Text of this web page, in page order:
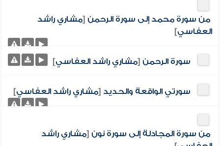
من سورة محمد إلى سورة الرحمن [مشاري راشد
العفاسي]
سورة الرحمن [مشاري راشد العفاسي]
سورتي الواقعة والحديد [مشاري راشد العفاسي]
من سورة المجادلة إلى سورة نون [مشاري راشد